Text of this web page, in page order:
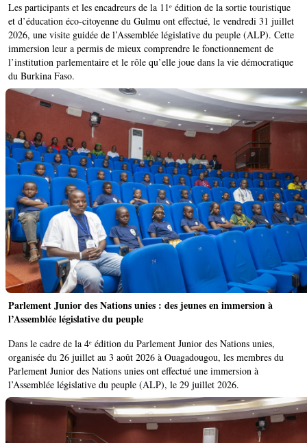
Les participants et les encadreurs de la 11ᵉ édition de la sortie touristique
et d’éducation éco-citoyenne du Gulmu ont effectué, le vendredi 31 juillet
2026, une visite guidée de l’Assemblée législative du peuple (ALP). Cette
immersion leur a permis de mieux comprendre le fonctionnement de
l’institution parlementaire et le rôle qu’elle joue dans la vie démocratique
du Burkina Faso.
Parlement Junior des Nations unies : des jeunes en immersion à
l’Assemblée législative du peuple
Dans le cadre de la 4ᵉ édition du Parlement Junior des Nations unies,
organisée du 26 juillet au 3 août 2026 à Ouagadougou, les membres du
Parlement Junior des Nations unies ont effectué une immersion à
l’Assemblée législative du peuple (ALP), le 29 juillet 2026.